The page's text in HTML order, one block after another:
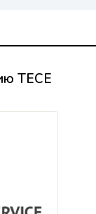
TECE